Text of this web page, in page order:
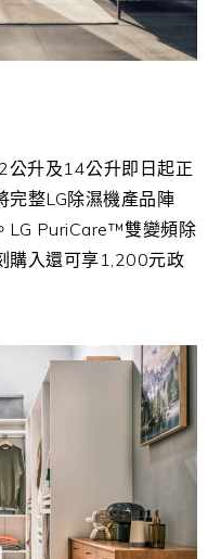
升及14公升即日起正
完整LG除濕機產品陣
LG PuriCare™雙變頻除
購入還可享1,200元政